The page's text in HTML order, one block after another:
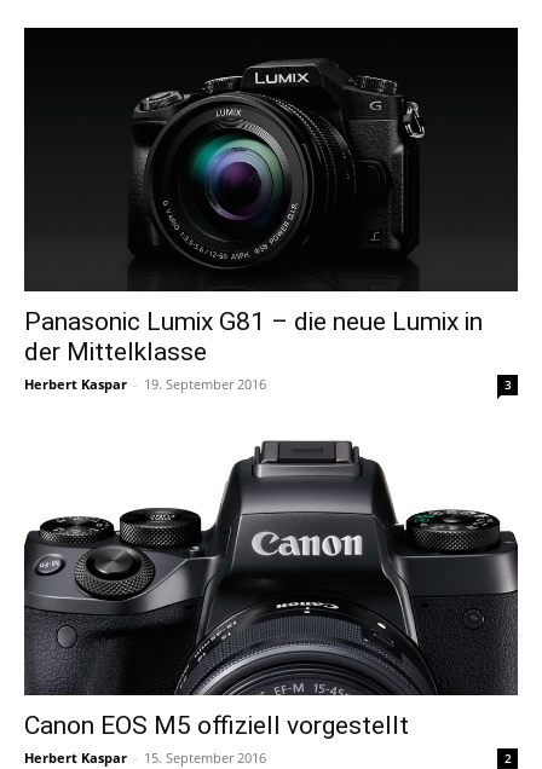
Panasonic Lumix G81 – die neue Lumix in
der Mittelklasse
Herbert Kaspar - 19. September 2016 3
Canon EOS M5 offiziell vorgestellt
Herbert Kaspar - 15. September 2016 2